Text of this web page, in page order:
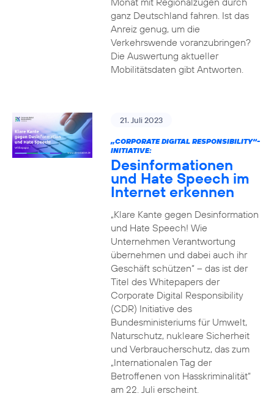
ganz Deutschland fahren. Ist das
Anreiz genug, um die
Verkehrswende voranzubringen?
Die Auswertung aktueller
Mobilitätsdaten gibt Antworten.
21. Juli 2023
„CORPORATE DIGITAL RESPONSIBILITY“-
INITIATIVE:
Desinformationen
und Hate Speech im
Internet erkennen
„Klare Kante gegen Desinformation
und Hate Speech! Wie
Unternehmen Verantwortung
übernehmen und dabei auch ihr
Geschäft schützen“ – das ist der
Titel des Whitepapers der
Corporate Digital Responsibility
(CDR) Initiative des
Bundesministeriums für Umwelt,
Naturschutz, nukleare Sicherheit
und Verbraucherschutz, das zum
„Internationalen Tag der
Betroffenen von Hasskriminalität“
am 22. Juli erscheint.